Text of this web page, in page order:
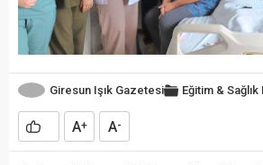
Giresun Işık Gazetesi Eğitim & Sağlık
A+ A-